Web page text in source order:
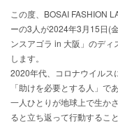
この度、BOSAI FASHION
ーの3人が2024年3月15日(
ンスアゴラ in 大阪」のディ
します。
2020年代、コロナウイルス
「助けを必要とする人」で
一人ひとりが地球上で生か
ると立ち返って行動するこ